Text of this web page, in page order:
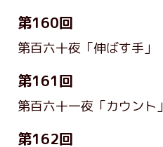
第160回
第百六十夜「伸ばす手」
第161回
第百六十一夜「カウント」
第162回